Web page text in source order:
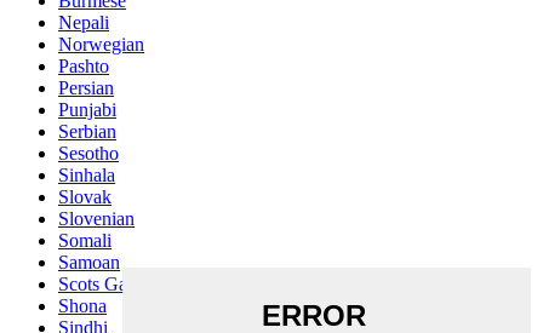
Nepali
Norwegian
Pashto
Persian
Punjabi
Serbian
Sesotho
Sinhala
Slovak
Slovenian
Somali
Samoan
Scots Gaelic
Shona
Sindhi